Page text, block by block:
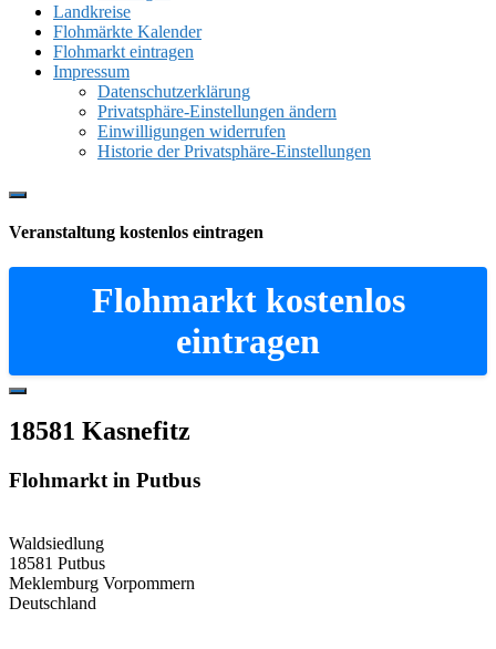
Landkreise
Flohmärkte Kalender
Flohmarkt eintragen
Impressum
Datenschutzerklärung
Privatsphäre-Einstellungen ändern
Einwilligungen widerrufen
Historie der Privatsphäre-Einstellungen
Show
Content
Veranstaltung kostenlos eintragen
Flohmarkt kostenlos
eintragen
Hide
Content
18581 Kasnefitz
Flohmarkt in Putbus
Waldsiedlung
18581 Putbus
Meklemburg Vorpommern
Deutschland